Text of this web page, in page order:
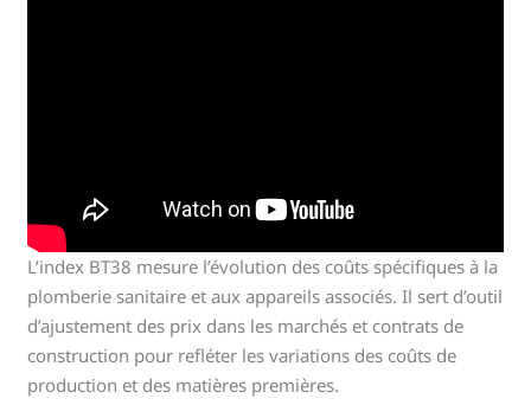
L’index BT38 mesure l’évolution des coûts spécifiques à la
plomberie sanitaire et aux appareils associés. Il sert d’outil
d’ajustement des prix dans les marchés et contrats de
construction pour refléter les variations des coûts de
production et des matières premières.